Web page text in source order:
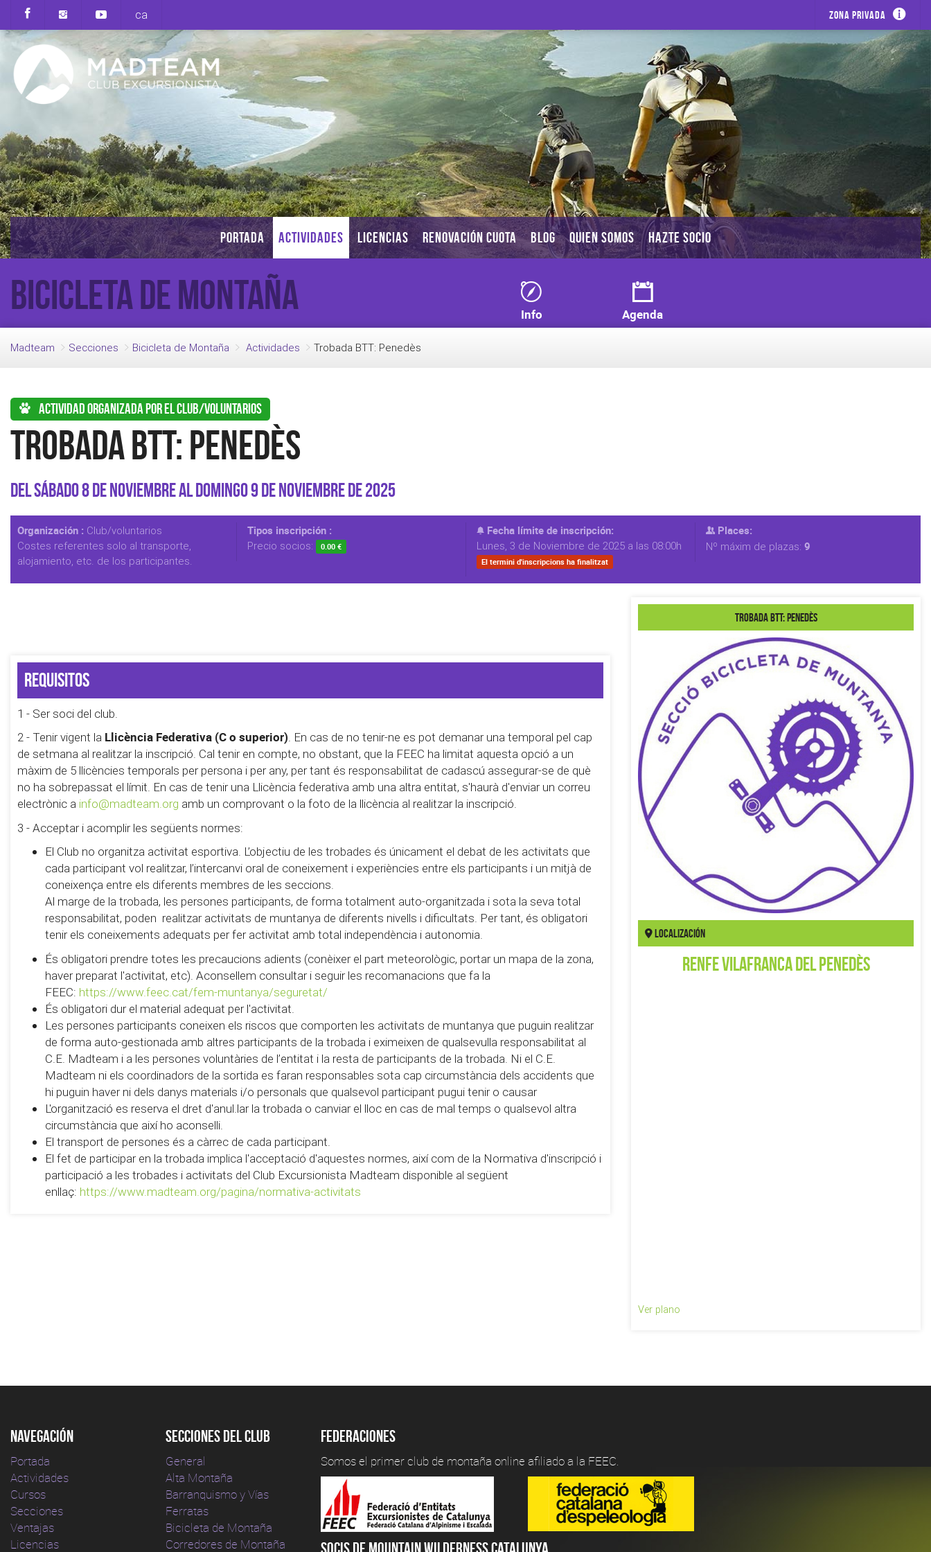
ca Zona privada
PORTADA ACTIVIDADES LICENCIAS RENOVACIÓN CUOTA BLOG QUIEN SOMOS HAZTE SOCIO
Bicicleta de Montaña Info Agenda
Madteam Secciones Bicicleta de Montaña Actividades Trobada BTT: Penedès
Actividad organizada por el club/voluntarios
Trobada BTT: Penedès
Del Sábado 8 de Noviembre al Domingo 9 de Noviembre de 2025
Organización : Club/voluntarios
Costes referentes solo al transporte,
alojamiento, etc. de los participantes.
Tipos inscripción :
Precio socios: 0.00 €
Fecha límite de inscripción:
Lunes, 3 de Noviembre de 2025 a las 08:00h
El termini d'inscripcions ha finalitzat
Places:
Nº máxim de plazas: 9
Requisitos
1 - Ser soci del club.
2 - Tenir vigent la Llicència Federativa (C o superior). En cas de no tenir-ne es pot demanar una temporal pel cap
de setmana al realitzar la inscripció. Cal tenir en compte, no obstant, que la FEEC ha limitat aquesta opció a un
màxim de 5 llicències temporals per persona i per any, per tant és responsabilitat de cadascú assegurar-se de què
no ha sobrepassat el límit. En cas de tenir una Llicència federativa amb una altra entitat, s'haurà d'enviar un correu
electrònic a info@madteam.org amb un comprovant o la foto de la llicència al realitzar la inscripció.
3 - Acceptar i acomplir les següents normes:
El Club no organitza activitat esportiva. L’objectiu de les trobades és únicament el debat de les activitats que
cada participant vol realitzar, l’intercanvi oral de coneixement i experiències entre els participants i un mitjà de
coneixença entre els diferents membres de les seccions.
Al marge de la trobada, les persones participants, de forma totalment auto-organitzada i sota la seva total
responsabilitat, poden realitzar activitats de muntanya de diferents nivells i dificultats. Per tant, és obligatori
tenir els coneixements adequats per fer activitat amb total independència i autonomia.
És obligatori prendre totes les precaucions adients (conèixer el part meteorològic, portar un mapa de la zona,
haver preparat l'activitat, etc). Aconsellem consultar i seguir les recomanacions que fa la
FEEC: https://www.feec.cat/fem-muntanya/seguretat/
És obligatori dur el material adequat per l'activitat.
Les persones participants coneixen els riscos que comporten les activitats de muntanya que puguin realitzar
de forma auto-gestionada amb altres participants de la trobada i eximeixen de qualsevulla responsabilitat al
C.E. Madteam i a les persones voluntàries de l’entitat i la resta de participants de la trobada. Ni el C.E.
Madteam ni els coordinadors de la sortida es faran responsables sota cap circumstància dels accidents que
hi puguin haver ni dels danys materials i/o personals que qualsevol participant pugui tenir o causar
L'organització es reserva el dret d'anul.lar la trobada o canviar el lloc en cas de mal temps o qualsevol altra
circumstància que així ho aconselli.
El transport de persones és a càrrec de cada participant.
El fet de participar en la trobada implica l'acceptació d'aquestes normes, així com de la Normativa d'inscripció i
participació a les trobades i activitats del Club Excursionista Madteam disponible al següent
enllaç: https://www.madteam.org/pagina/normativa-activitats
Trobada BTT: Penedès
Localización
Renfe Vilafranca del Penedès
Ver plano
Navegación
Portada
Actividades
Cursos
Secciones
Ventajas
Licencias
Secciones del club
General
Alta Montaña
Barranquismo y Vías
Ferratas
Bicicleta de Montaña
Corredores de Montaña
Federaciones
Somos el primer club de montaña online afiliado a la FEEC.
Socis de Mountain Wilderness Catalunya